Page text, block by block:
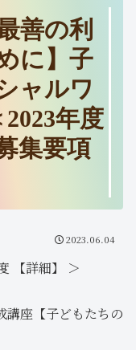
善の利
に】子
ャルワ
年度
集要項
2023.06.04
【詳細】 ＞
講座【子どもたちの